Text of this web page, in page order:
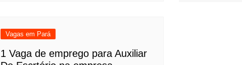
Vagas em Pará
1 Vaga de emprego para Auxiliar